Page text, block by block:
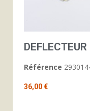
Référence
36,00 €